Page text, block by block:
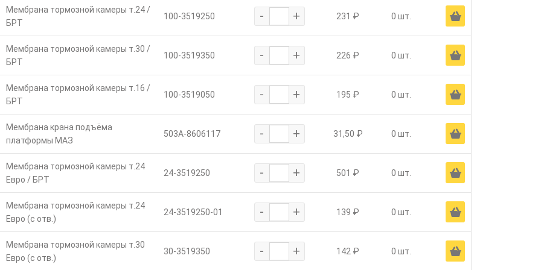
Мембрана тормозной камеры т.24 /
БРТ
100-3519250 - + 231 ₽ 0 шт. Ä
Мембрана тормозной камеры т.30 /
БРТ
100-3519350 - + 226 ₽ 0 шт. Ä
Мембрана тормозной камеры т.16 /
БРТ
100-3519050 - + 195 ₽ 0 шт. Ä
Мембрана крана подъёма
платформы МАЗ
503А-8606117 - + 31,50 ₽ 0 шт. Ä
Мембрана тормозной камеры т.24
Евро / БРТ
24-3519250 - + 501 ₽ 0 шт. Ä
Мембрана тормозной камеры т.24
Евро (с отв.)
24-3519250-01 - + 139 ₽ 0 шт. Ä
Мембрана тормозной камеры т.30
Евро (с отв.)
30-3519350 - + 142 ₽ 0 шт. Ä